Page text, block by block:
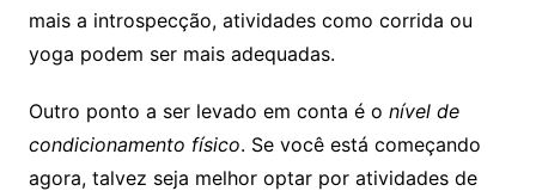
mais a introspecção, atividades como corrida ou
yoga podem ser mais adequadas.
Outro ponto a ser levado em conta é o nível de
condicionamento físico. Se você está começando
agora, talvez seja melhor optar por atividades de